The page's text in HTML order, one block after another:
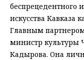
беспрецедентного
искусства Кавказа
Главным
министр культуры
Кадырова. Она